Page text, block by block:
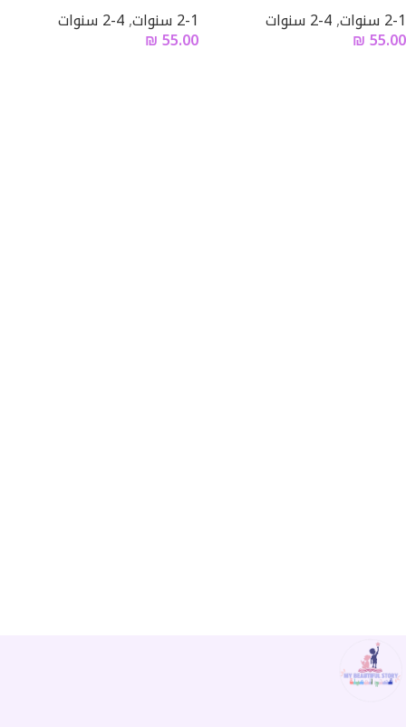
2-1 سنوات ,4-2 سنوات
₪55.00
2-1 سنوات ,4-2 سنوات
₪55.00